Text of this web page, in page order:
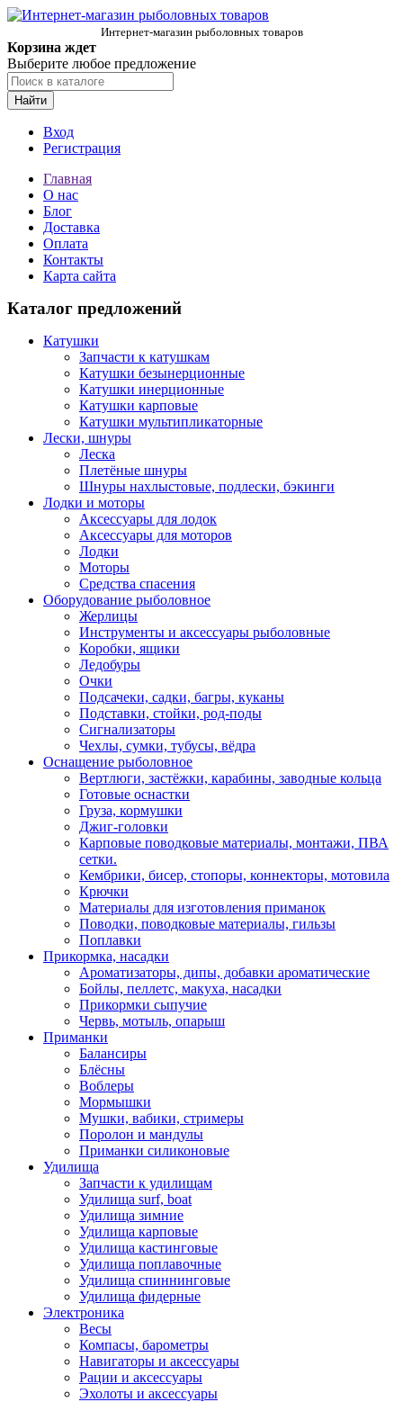
Интернет-магазин рыболовных товаров
Корзина ждет
Выберите любое предложение
Найти
Вход
Регистрация
Главная
О нас
Блог
Доставка
Оплата
Контакты
Карта сайта
Каталог предложений
Катушки
Запчасти к катушкам
Катушки безынерционные
Катушки инерционные
Катушки карповые
Катушки мультипликаторные
Лески, шнуры
Леска
Плетёные шнуры
Шнуры нахлыстовые, подлески, бэкинги
Лодки и моторы
Аксессуары для лодок
Аксессуары для моторов
Лодки
Моторы
Средства спасения
Оборудование рыболовное
Жерлицы
Инструменты и аксессуары рыболовные
Коробки, ящики
Ледобуры
Очки
Подсачеки, садки, багры, куканы
Подставки, стойки, род-поды
Сигнализаторы
Чехлы, сумки, тубусы, вёдра
Оснащение рыболовное
Вертлюги, застёжки, карабины, заводные кольца
Готовые оснастки
Груза, кормушки
Джиг-головки
Карповые поводковые материалы, монтажи, ПВА
сетки.
Кембрики, бисер, стопоры, коннекторы, мотовила
Крючки
Материалы для изготовления приманок
Поводки, поводковые материалы, гильзы
Поплавки
Прикормка, насадки
Ароматизаторы, дипы, добавки ароматические
Бойлы, пеллетс, макуха, насадки
Прикормки сыпучие
Червь, мотыль, опарыш
Приманки
Балансиры
Блёсны
Воблеры
Мормышки
Мушки, вабики, стримеры
Поролон и мандулы
Приманки силиконовые
Удилища
Запчасти к удилищам
Удилища surf, boat
Удилища зимние
Удилища карповые
Удилища кастинговые
Удилища поплавочные
Удилища спиннинговые
Удилища фидерные
Электроника
Весы
Компасы, барометры
Навигаторы и аксессуары
Рации и аксессуары
Эхолоты и аксессуары